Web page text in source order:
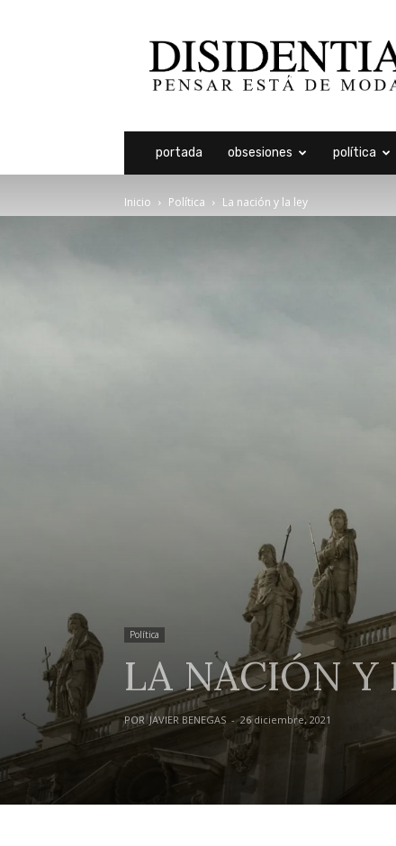
portada obsesiones política
Inicio Política La nación y la ley
Política
LA NACIÓN Y
POR JAVIER BENEGAS - 26 diciembre, 2021